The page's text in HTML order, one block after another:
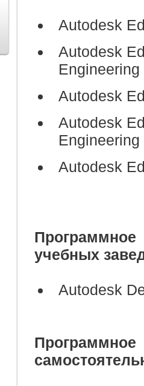
Autodesk
Autodesk
Engineering
Autodesk
Autodesk
Engineering
Autodesk
учебных
Autodesk